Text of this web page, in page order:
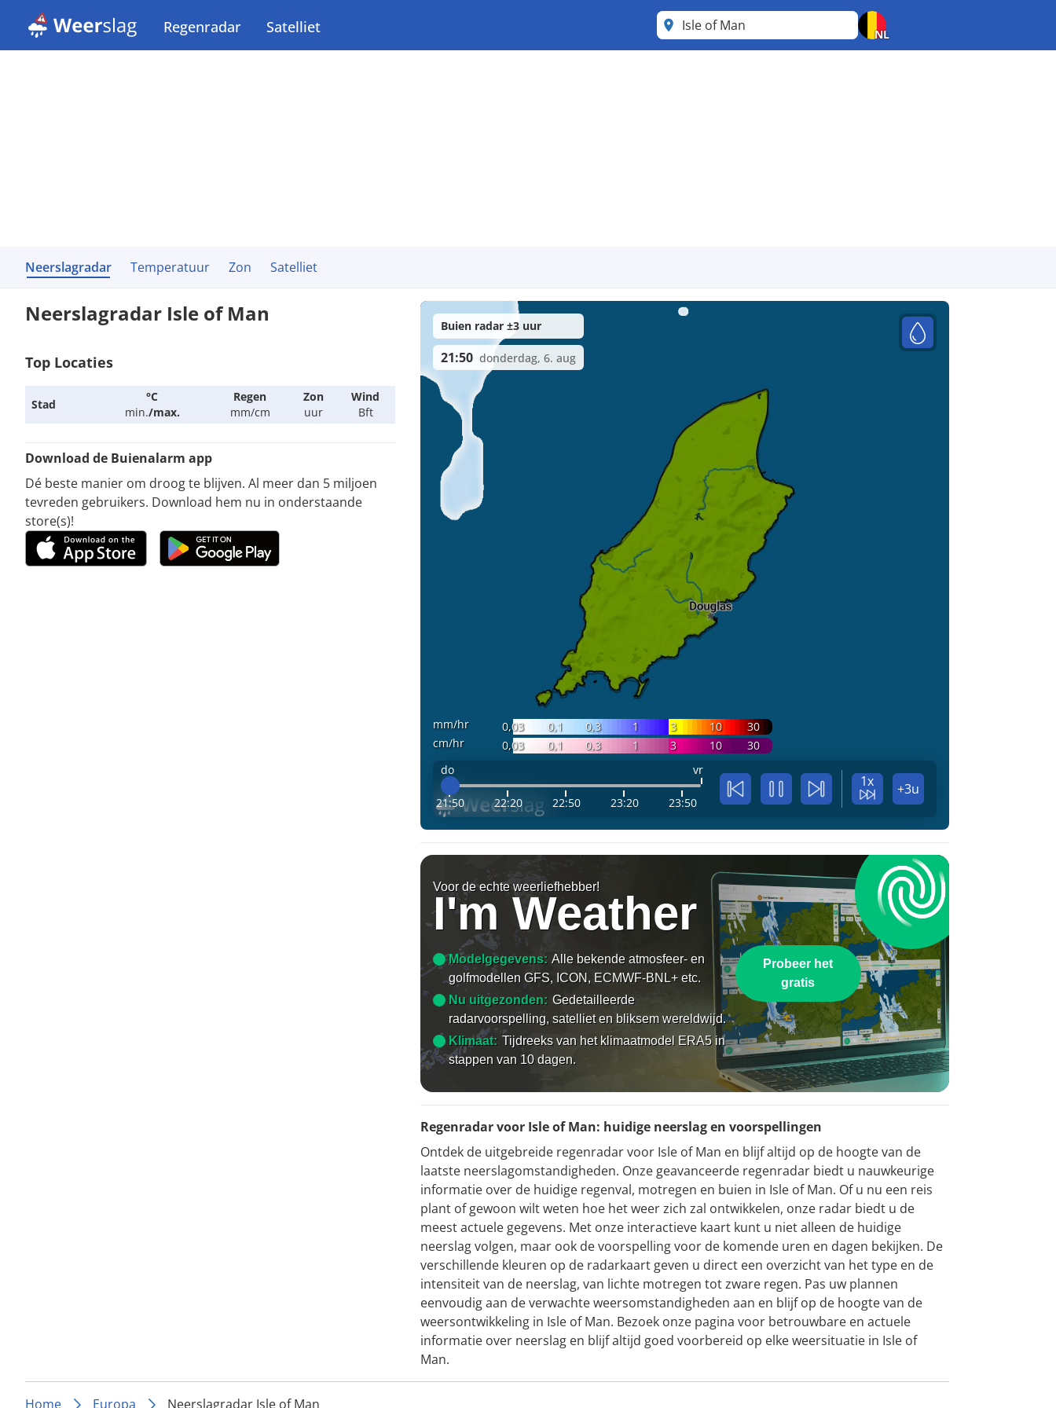
Regenradar Satelliet Isle of Man
NL
Neerslagradar Temperatuur Zon Satelliet
Neerslagradar Isle of Man
Top Locaties
Stad
°C
min./max.
Regen
mm/cm
Zon
uur
Wind
Bft
Download de Buienalarm app
Dé beste manier om droog te blijven. Al meer dan 5 miljoen
tevreden gebruikers. Download hem nu in onderstaande
store(s)!
mm/hr 0,03 0,1 0,3 1 3 10
30
cm/hr
0,03 0,1 0,3 1 3 10
30
do
vr
21:50 22:20 22:50 23:20 23:50
1x +3u
Buien radar ±3 uur
21:50 donderdag, 6. aug
Voor de echte weerliefhebber!
I'm Weather
Modelgegevens: Alle bekende atmosfeer- en
golfmodellen GFS, ICON, ECMWF-BNL+ etc.
Nu uitgezonden: Gedetailleerde
radarvoorspelling, satelliet en bliksem wereldwijd.
Klimaat: Tijdreeks van het klimaatmodel ERA5 in
stappen van 10 dagen.
Probeer het
gratis
Regenradar voor Isle of Man: huidige neerslag en voorspellingen
Ontdek de uitgebreide regenradar voor Isle of Man en blijf altijd op de hoogte van de
laatste neerslagomstandigheden. Onze geavanceerde regenradar biedt u nauwkeurige
informatie over de huidige regenval, motregen en buien in Isle of Man. Of u nu een reis
plant of gewoon wilt weten hoe het weer zich zal ontwikkelen, onze radar biedt u de
meest actuele gegevens. Met onze interactieve kaart kunt u niet alleen de huidige
neerslag volgen, maar ook de voorspelling voor de komende uren en dagen bekijken. De
verschillende kleuren op de radarkaart geven u direct een overzicht van het type en de
intensiteit van de neerslag, van lichte motregen tot zware regen. Pas uw plannen
eenvoudig aan de verwachte weersomstandigheden aan en blijf op de hoogte van de
weersontwikkeling in Isle of Man. Bezoek onze pagina voor betrouwbare en actuele
informatie over neerslag en blijf altijd goed voorbereid op elke weersituatie in Isle of
Man.
Home Europa Neerslagradar Isle of Man